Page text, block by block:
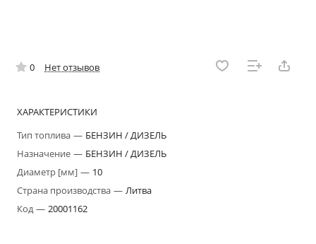
0 Нет отзывов
ХАРАКТЕРИСТИКИ
Тип топлива — БЕНЗИН / ДИЗЕЛЬ
Назначение — БЕНЗИН / ДИЗЕЛЬ
Диаметр [мм] — 10
Страна производства — Литва
Код— 20001162